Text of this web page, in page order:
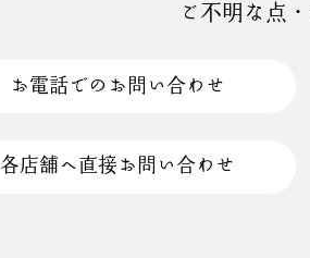
2. 当社が別途規定する個別規定、随
にご利用者が本サイトをご利用された
1. 営業目的の事業者、転売・転貸目的
2. ご利用者は、本規約に従い、本サイ
ご不明な点
お電話でのお問い合わせ
各店舗へ直接お問い合わせ